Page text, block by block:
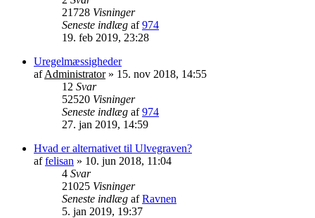
21728 Visninger
Seneste indlæg af974
19. feb 2019, 23:28
Uregelmæssigheder
afAdministrator» 15. nov 2018, 14:55
12 Svar
52520 Visninger
Seneste indlæg af974
27. jan 2019, 14:59
Hvad er alternativet til Ulvegraven?
affelisan » 10. jun 2018, 11:04
4 Svar
21025 Visninger
Seneste indlæg afRavnen
5. jan 2019, 19:37